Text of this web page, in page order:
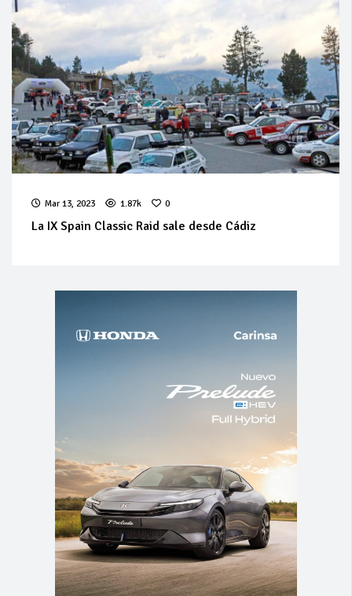
Mar 13, 2023 1.87k 0
La IX Spain Classic Raid sale desde Cádiz